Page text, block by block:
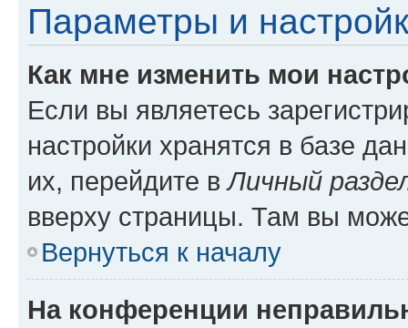
Параметры и
Как мне изменить мои
Если вы являетесь
настройки хранятся в базе
их, перейдите вЛичный
вверху страницы. Там вы
Вернуться к началу
На конференции